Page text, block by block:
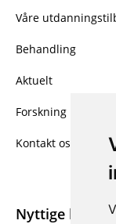
Våre
Behandling
Aktuelt
Forskning
Kontakt oss
Nyttige linker